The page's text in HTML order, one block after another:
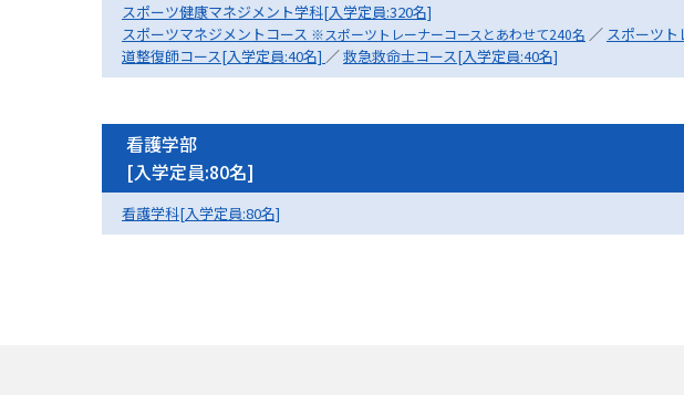
スポーツ健康マネジメント学科[入学定員:320名]
スポーツマネジメントコース ※スポーツトレーナーコースとあわせて240名 ／ スポーツト
道整復師コース[入学定員:40名] ／救急救命士コース[入学定員:40名]
看護学部
[入学定員:80名]
看護学科[入学定員:80名]